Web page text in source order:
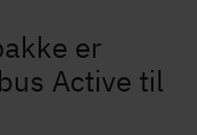
er
Active til